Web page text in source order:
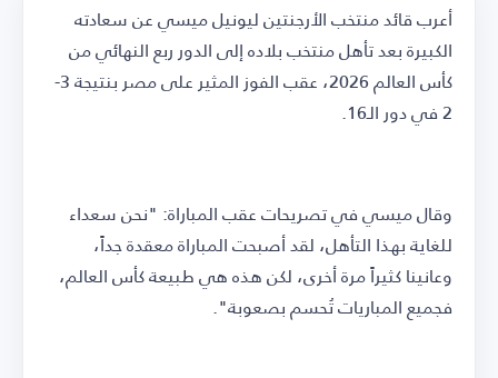
أعرب قائد منتخب الأرجنتين ليونيل ميسي عن سعادته
الكبيرة بعد تأهل منتخب بلاده إلى الدور ربع النهائي من
كأس العالم 2026، عقب الفوز المثير على مصر بنتيجة 3-
2 في دور الـ16.
وقال ميسي في تصريحات عقب المباراة: "نحن سعداء
للغاية بهذا التأهل، لقد أصبحت المباراة معقدة جداً،
وعانينا كثيراً مرة أخرى، لكن هذه هي طبيعة كأس العالم،
فجميع المباريات تُحسم بصعوبة".